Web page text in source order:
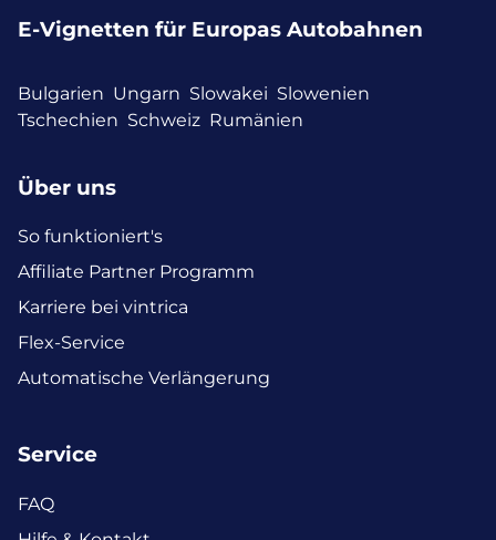
E-Vignetten für Europas Autobahnen
Bulgarien Ungarn Slowakei Slowenien
Tschechien Schweiz Rumänien
Über uns
So funktioniert's
Affiliate Partner Programm
Karriere bei vintrica
Flex-Service
Automatische Verlängerung
Service
FAQ